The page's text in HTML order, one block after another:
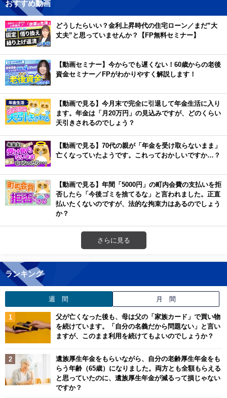
おすすめ動画
どうしたらいい？金利上昇時代の住宅ローン／まだ”大
丈夫”と思っていませんか？【FP無料セミナー】
【動画セミナー】今からでも遅くない！60歳からの老後
資金セミナー／FPがわかりやすく解説します！
【動画で見る】今月末で完全に引退して年金生活に入り
ます。年金は「月20万円」の見込みですが、どのくらい
天引きされるのでしょう？
【動画で見る】70代の親が「年金を受け取らないまま」
亡くなっていたようです。これっておかしいですか…？
【動画で見る】年間「5000円」の町内会費の支払いを拒
否したら「今後ゴミを捨てるな」と言われました。正直
払いたくないのですが、法的な拘束力はあるのでしょう
か？
さらに見る
ランキング
週 間 月 間
父が亡くなった後も、母は父の「家族カード」で買い物
を続けています。「自分の名義だから問題ない」と言い
ますが、このまま利用を続けてもよいのでしょうか？
遺族厚生年金をもらいながら、自分の老齢厚生年金をも
らう年齢（65歳）になりました。両方とも全額もらえる
と思っていたのに、遺族厚生年金が減るって損じゃない
ですか？